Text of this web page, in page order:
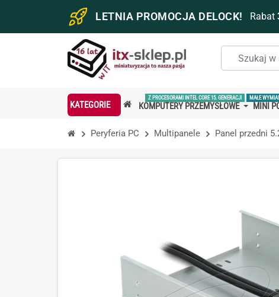
LETNIA PROMOCJA DELOCK! Rabat
KATEGORIE KOMPUTERY PRZEMYSŁOWE
Z PROCESORAMI INTEL CORE 15. GENERACJI
MINI
MAŁE
Peryferia PC Multipanele Panel przedni